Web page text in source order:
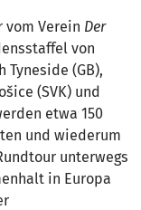
Verein Der
von
(GB),
(SVK) und
etwa 150
und wiederum
unterwegs
in Europa